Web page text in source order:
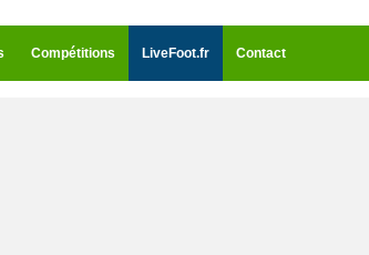
Compétitions LiveFoot.fr Contact